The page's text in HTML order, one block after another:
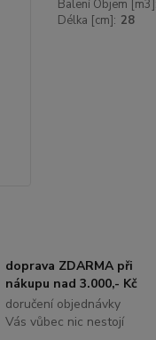
Balení Objem [m3]:
Délka [cm]: 28
doprava ZDARMA při
nákupu nad 3.000,- Kč
doručení objednávky
Vás vůbec nic nestojí